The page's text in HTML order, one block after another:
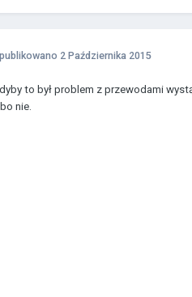
2 Października 2015
to był problem z przewodami
nie.